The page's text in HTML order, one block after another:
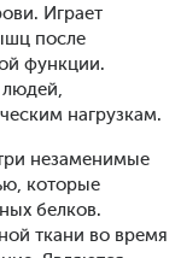
Играет
после
функции.
нагрузкам.
незаменимые
которые
белков.
ткани во время